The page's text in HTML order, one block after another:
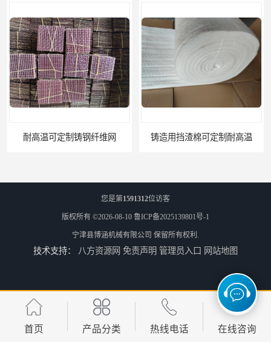
高温可定制铸钢纤维网 铸造用挡渣棉可定制耐高温
西安铸造过滤网 延安铸造过滤网
您是第1591312位访客
版权所有 ©2026-08-10 鲁ICP备2025139801号-1
宁津县博涵机械有限公司 保留所有权利.
技术支持： 八方资源网 免责声明 管理员入口 网站地图
首页 产品分类 热线电话 在线咨询